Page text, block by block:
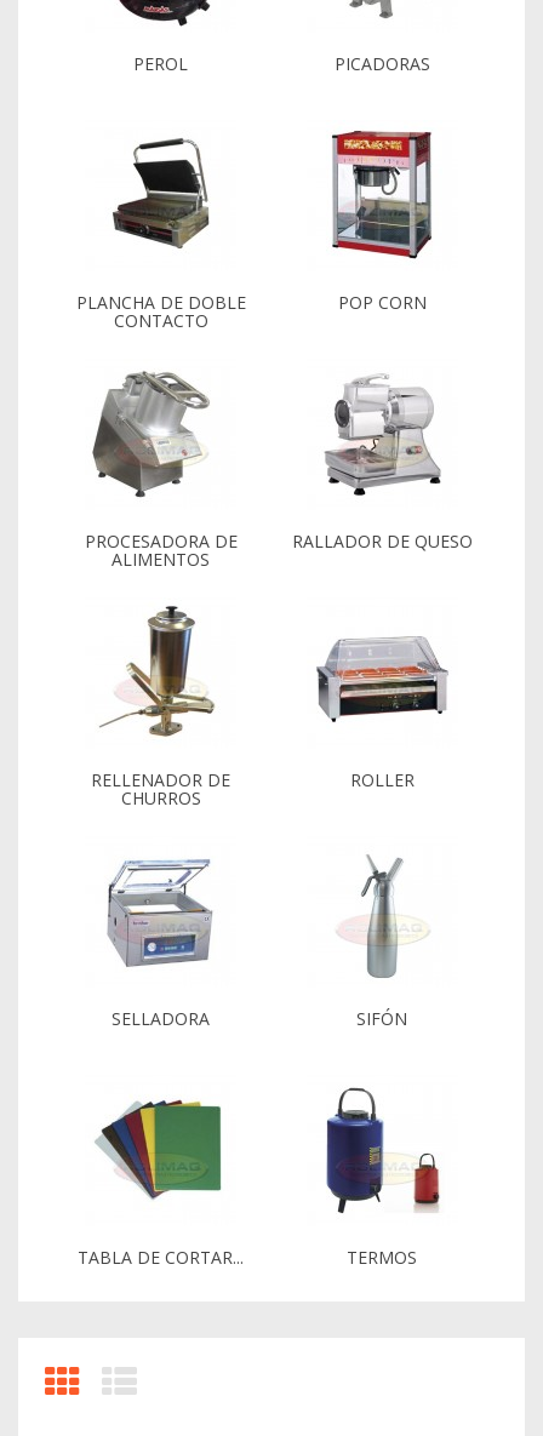
PEROL PICADORAS
PLANCHA DE DOBLE
CONTACTO
POP CORN
PROCESADORA DE
ALIMENTOS
RALLADOR DE QUESO
RELLENADOR DE
CHURROS
ROLLER
SELLADORA SIFÓN
TABLA DE CORTAR... TERMOS